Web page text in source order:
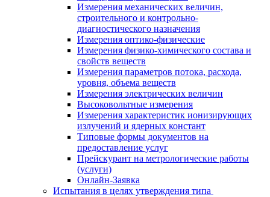
Измерения механических величин,
строительного и контрольно-
диагностического назначения
Измерения оптико-физические
Измерения физико-химического состава и
свойств веществ
Измерения параметров потока, расхода,
уровня, объема веществ
Измерения электрических величин
Высоковольтные измерения
Измерения характеристик ионизирующих
излучений и ядерных констант
Типовые формы документов на
предоставление услуг
Прейскурант на метрологические работы
(услуги)
Онлайн-Заявка
Испытания в целях утверждения типа